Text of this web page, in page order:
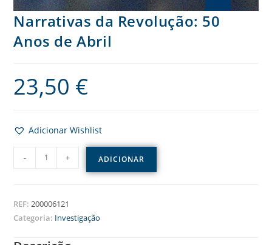
Narrativas da Revolução: 50
Anos de Abril
23,50 €
Adicionar Wishlist
- + ADICIONAR
REF:200006121
Categoria: Investigação